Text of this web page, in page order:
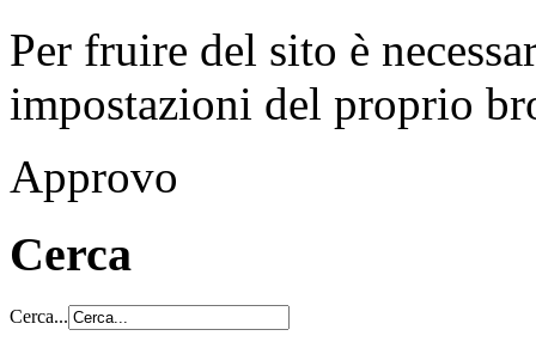
Per fruire del sito è
impostazioni del proprio
Approvo
Cerca
Cerca...